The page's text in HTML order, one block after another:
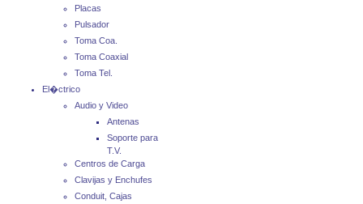
Placas
Pulsador
Toma Coa.
Toma Coaxial
Toma Tel.
El�ctrico
Audio y Video
Antenas
Soporte para
T.V.
Centros de Carga
Clavijas y Enchufes
Conduit, Cajas